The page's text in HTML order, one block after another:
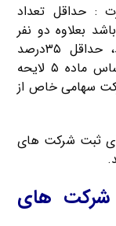
تجارت : حداقل تعداد
در شرکت سهامی خاص ۳ نفر باشد بعلاوه دو نفر
بازرس که بازرسین نباید از اعضاء باشند، حداقل ۳۵درصد
سرمایه به صورت نقدی پرداخت گردد.براساس ماده ۵ لایحه
سهامی خاص از
ثبت شرکت های
شرکت های